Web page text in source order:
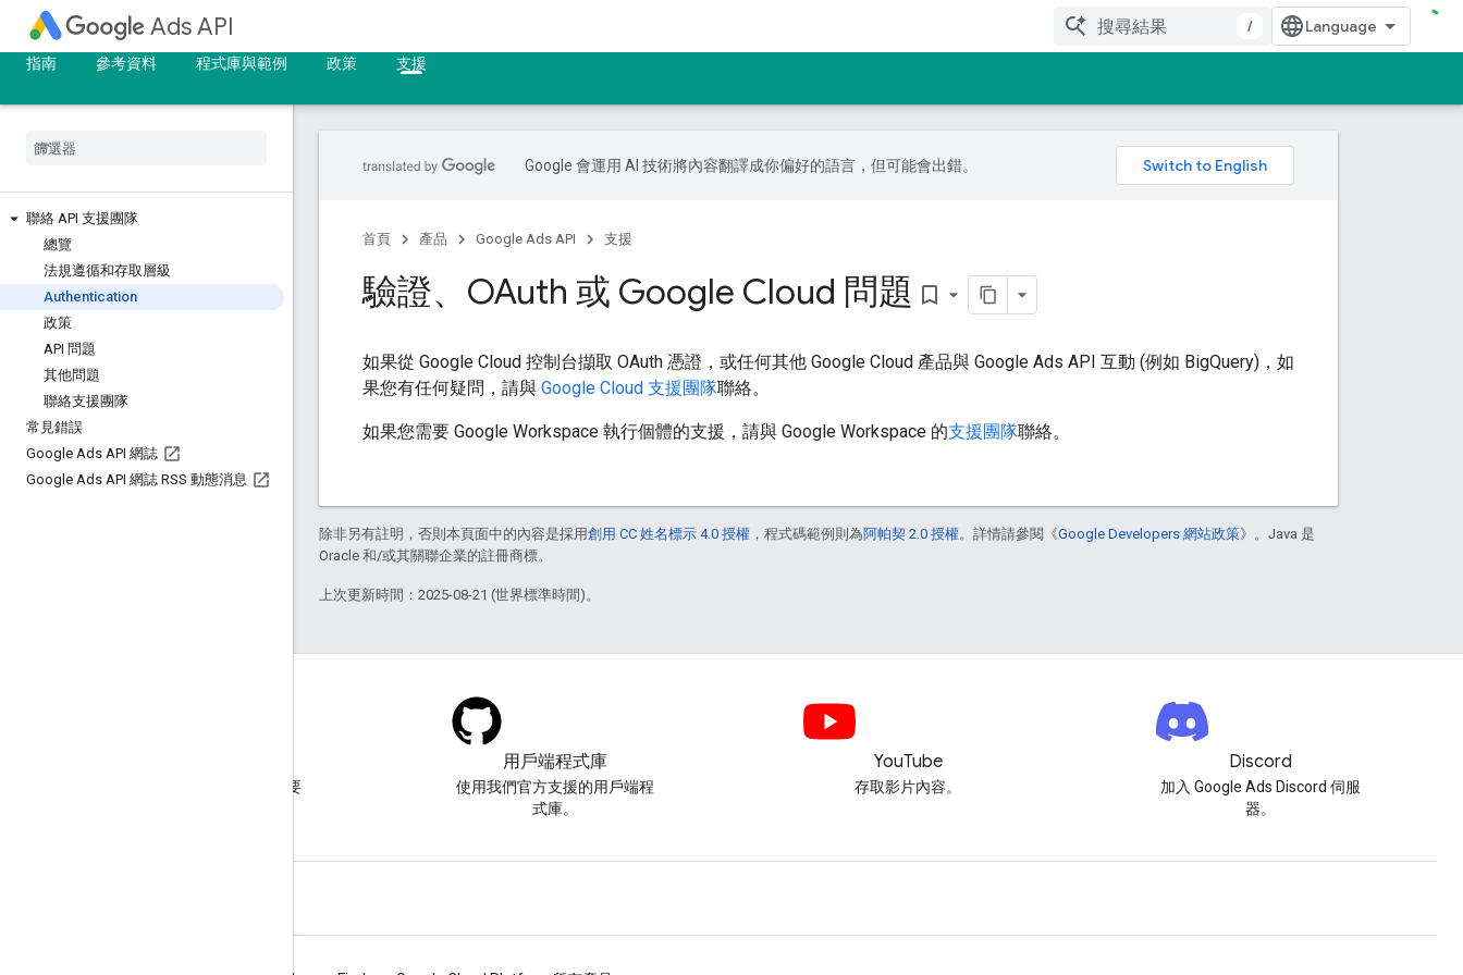
Ads API
/
指南
參考資料 程式庫與範例 政策 支援
聯絡 API 支援團隊
總覽
法規遵循和存取層級
Authentication
政策
API 問題
其他問題
聯絡支援團隊
常見錯誤
Google Ads API 網誌
Google Ads API 網誌 RSS 動態消息
Google 會運用 AI 技術將內容翻譯成你偏好的語言，但可能會出錯。
首頁 產品 Google Ads API 支援
驗證、OAuth 或 Google Cloud 問題 bookmark_border
如果從 Google Cloud 控制台擷取 OAuth 憑證，或任何其他 Google Cloud 產品與 Google Ads API 互動 (例如 BigQuery)，如
果您有任何疑問，請與 Google Cloud 支援團隊聯絡。
如果您需要 Google Workspace 執行個體的支援，請與 Google Workspace 的支援團隊聯絡。
除非另有註明，否則本頁面中的內容是採用創用 CC 姓名標示 4.0 授權 ，程式碼範例則為阿帕契 2.0 授權。詳情請參閱《Google Developers 網站政策》。Java 是
Oracle 和/或其關聯企業的註冊商標。
上次更新時間：2025-08-21 (世界標準時間)。
歡迎前往我們的網誌查看重要
用戶端程式庫
使用我們官方支援的用戶端程
式庫。
YouTube
存取影片內容。
Discord
加入 Google Ads Discord 伺服
器。